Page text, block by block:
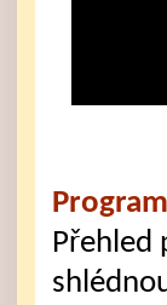
Přehled